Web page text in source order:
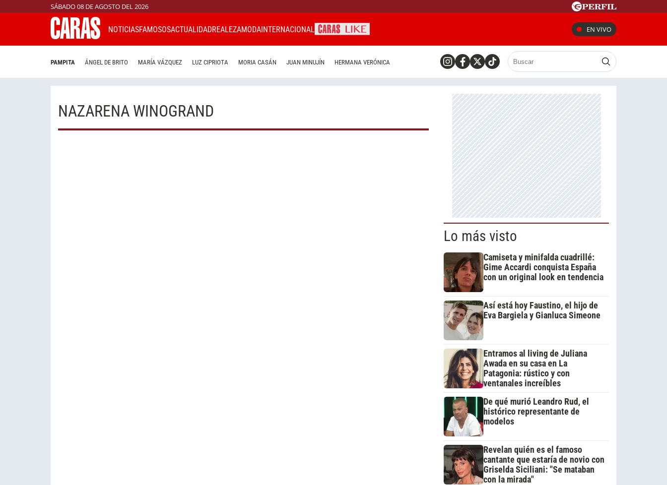
SÁBADO 08 DE AGOSTO DEL 2026
NOTICIASFAMOSOSACTUALIDADREALEZAMODAINTERNACIONAL EN VIVO
PAMPITA ÁNGEL DE BRITO MARÍA VÁZQUEZ LUZ CIPRIOTA MORIA CASÁN JUAN MINUJÍN HERMANA VERÓNICA
NAZARENA WINOGRAND
Lo más visto
Camiseta y minifalda cuadrillé:
Gime Accardi conquista España
con un original look en tendencia
Así está hoy Faustino, el hijo de
Eva Bargiela y Gianluca Simeone
Entramos al living de Juliana
Awada en su casa en La
Patagonia: rústico y con
ventanales increíbles
De qué murió Leandro Rud, el
histórico representante de
modelos
Revelan quién es el famoso
cantante que estaría de novio con
Griselda Siciliani: "Se mataban
con la mirada"